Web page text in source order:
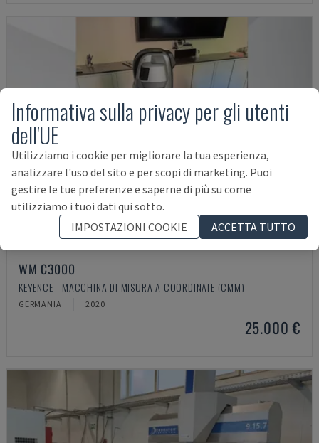
WM C3000
KEYENCE - MACCHINA DI MISURA A COORDINATE (CMM)
GERMANIA 2020
25.000 €
Informativa sulla privacy per gli utenti
dell'UE
Utilizziamo i cookie per migliorare la tua esperienza,
analizzare l'uso del sito e per scopi di marketing. Puoi
gestire le tue preferenze e saperne di più su come
utilizziamo i tuoi dati qui sotto.
IMPOSTAZIONI COOKIE
ACCETTA TUTTO